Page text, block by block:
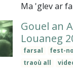
Ma 'glev ar
Gouel an
Louaneg
farsal fest-
traoù all